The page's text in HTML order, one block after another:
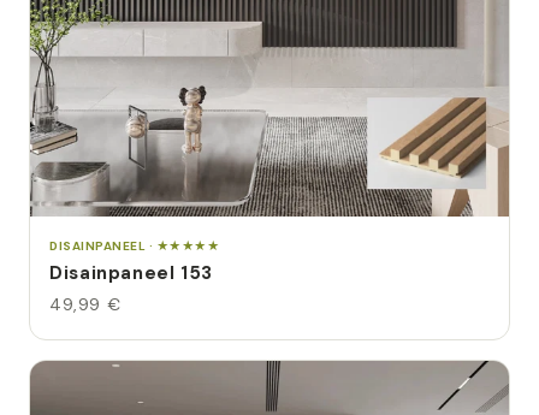
DISAINPANEEL · ★★★★★
Disainpaneel 153
49,99 €